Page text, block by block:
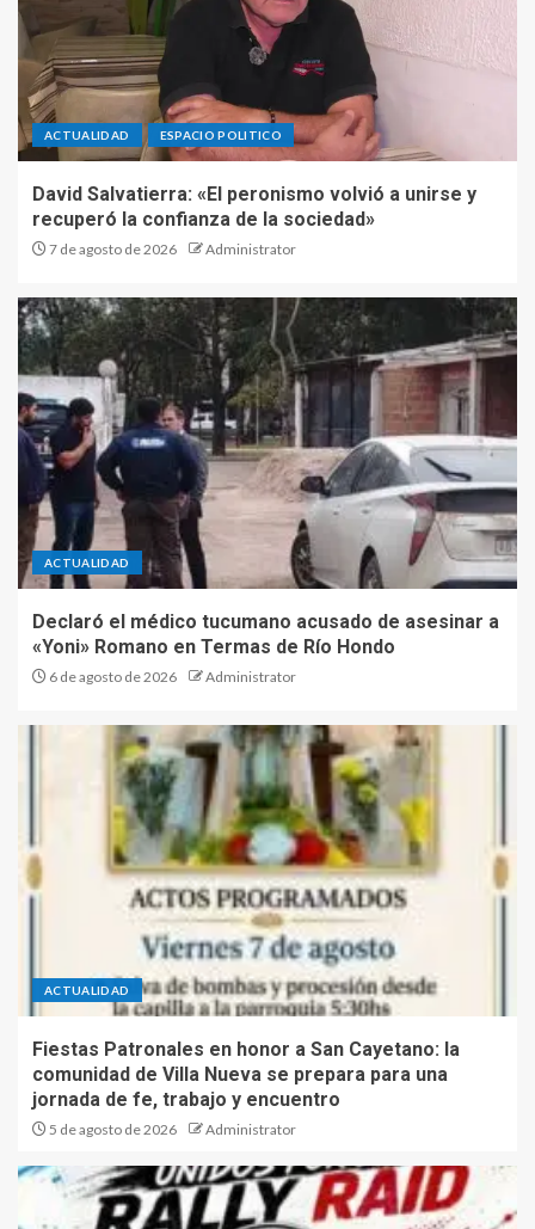
ACTUALIDAD ESPACIO POLITICO
David Salvatierra: «El peronismo volvió a unirse y
recuperó la confianza de la sociedad»
7 de agosto de 2026 Administrator
ACTUALIDAD
Declaró el médico tucumano acusado de asesinar a
«Yoni» Romano en Termas de Río Hondo
6 de agosto de 2026 Administrator
ACTUALIDAD
Fiestas Patronales en honor a San Cayetano: la
comunidad de Villa Nueva se prepara para una
jornada de fe, trabajo y encuentro
5 de agosto de 2026 Administrator